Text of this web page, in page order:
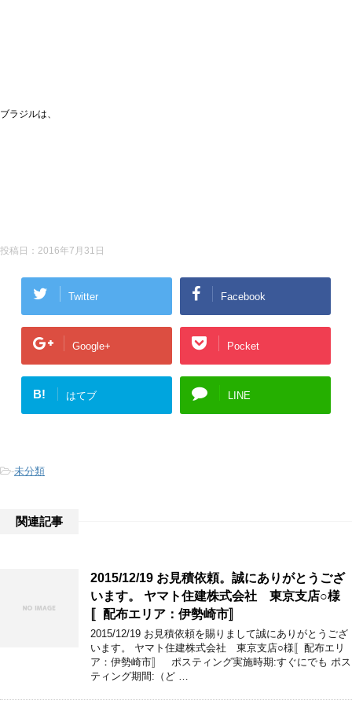
ブラジルは、
投稿日： 2016年7月31日
Twitter Facebook
Google+ Pocket
B! はてブ LINE
-未分類
関連記事
2015/12/19 お見積依頼。誠にありがとうござ
います。 ヤマト住建株式会社 東京支店○様
〚配布エリア：伊勢崎市〛
2015/12/19 お見積依頼を賜りまして誠にありがとうござ
います。 ヤマト住建株式会社 東京支店○様〚配布エリ
ア：伊勢崎市〛 ポスティング実施時期:すぐにでも ポス
ティング期間:（ど …